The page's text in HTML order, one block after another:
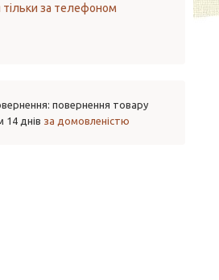
за телефоном
повернення товару
14 днів за домовленістю